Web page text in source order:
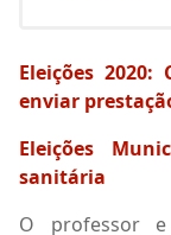
Eleições
enviar
Eleições
sanitária
O professor